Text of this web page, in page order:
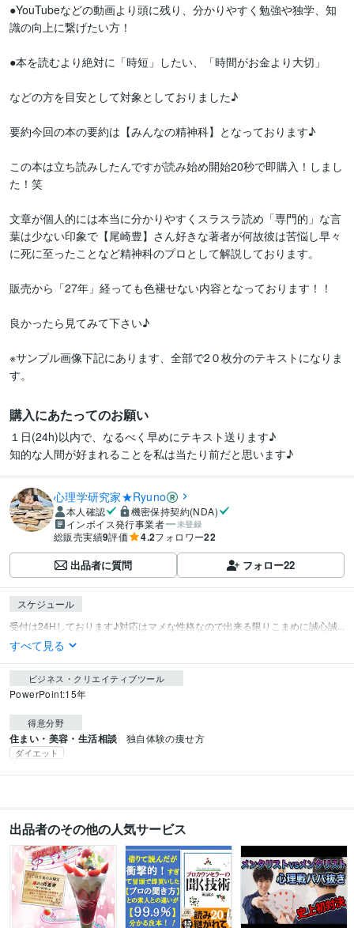
●YouTubeなどの動画より頭に残り、分かりやすく勉強や独学、知
識の向上に繋げたい方！
●本を読むより絶対に「時短」したい、「時間がお金より大切」
などの方を目安として対象としておりました♪
要約今回の本の要約は【みんなの精神科】となっております♪
この本は立ち読みしたんですが読み始め開始20秒で即購入！しまし
た！笑
文章が個人的には本当に分かりやすくスラスラ読め「専門的」な言
葉は少ない印象で【尾崎豊】さん好きな著者が何故彼は苦悩し早々
に死に至ったことなど精神科のプロとして解説しております。
販売から「27年」経っても色褪せない内容となっております！！
良かったら見てみて下さい♪
※サンプル画像下記にあります、全部で2０枚分のテキストになりま
す。
購入にあたってのお願い
１日(24h)以内で、なるべく早めにテキスト送ります♪
知的な人間が好まれることを私は当たり前だと思います♪
心理学研究家★Ryuno
本人確認
機密保持契約(NDA)
インボイス発行事業者
未登録
総販売実績9評価 4.2フォロワー22
出品者に質問 フォロー22
スケジュール
受付は24Hしております♪対応はマメな性格なので出来る限りこまめに誠心誠...
すべて見る
ビジネス・クリエイティブツール
PowerPoint:15年
得意分野
住まい・美容・生活相談 独自体験の痩せ方
ダイエット
出品者のその他の人気サービス